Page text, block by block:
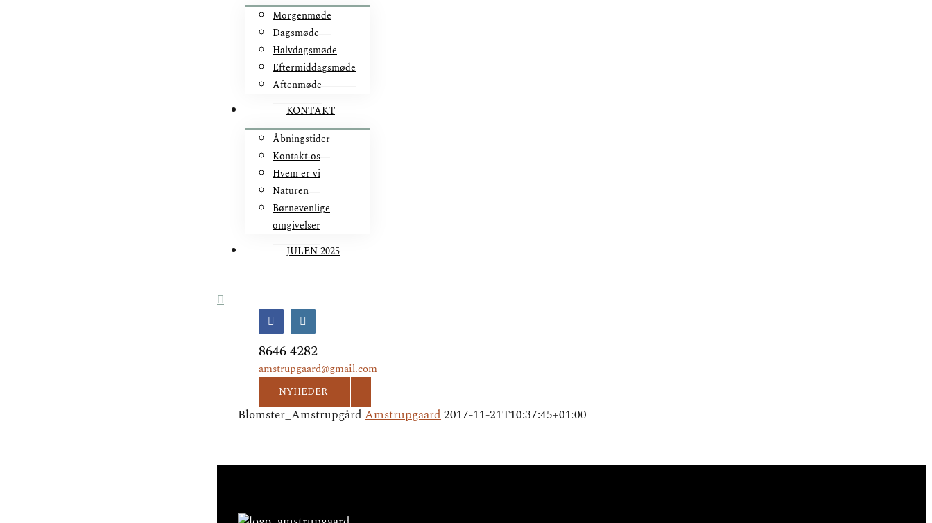
Morgenmøde
Dagsmøde
Halvdagsmøde
Eftermiddagsmøde
Aftenmøde
KONTAKT
Åbningstider
Kontakt os
Hvem er vi
Naturen
Børnevenlige
omgivelser
JULEN 2025
Facebook
8646 4282
amstrupgaard@gmail.com
NYHEDER
Blomster_AmstrupgårdAmstrupgaard2017-11-21T10:37:45+01:00